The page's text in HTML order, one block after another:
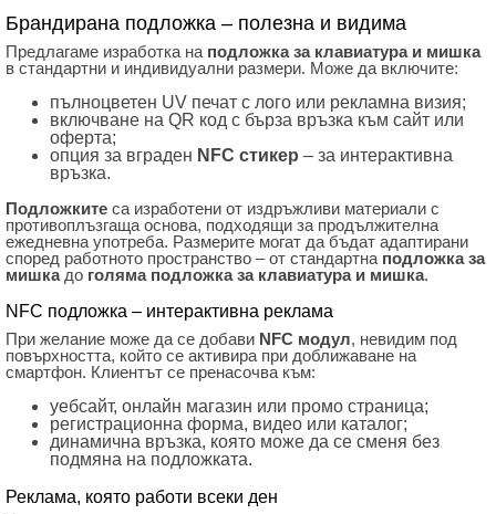
Брандирана подложка – полезна и видима
Предлагаме изработка на подложка за клавиатура и мишка
в стандартни и индивидуални размери. Може да включите:
пълноцветен UV печат с лого или рекламна визия;
включване на QR код с бърза връзка към сайт или
оферта;
опция за вграден NFC стикер – за интерактивна
връзка.
Подложките са изработени от издръжливи материали с
противоплъзгаща основа, подходящи за продължителна
ежедневна употреба. Размерите могат да бъдат адаптирани
според работното пространство – от стандартна подложка за
мишкадо голяма подложка за клавиатура и мишка.
NFC подложка – интерактивна реклама
При желание може да се добави NFC модул, невидим под
повърхността, който се активира при доближаване на
смартфон. Клиентът се пренасочва към:
уебсайт, онлайн магазин или промо страница;
регистрационна форма, видео или каталог;
динамична връзка, която може да се сменя без
подмяна на подложката.
Реклама, която работи всеки ден